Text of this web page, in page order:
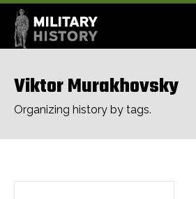
Viktor Murakhovsky
Organizing history by tags.